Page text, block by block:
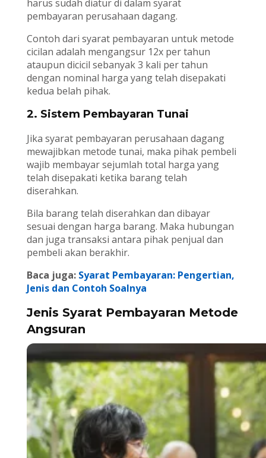
harus sudah diatur di dalam syarat
pembayaran perusahaan dagang.
Contoh dari syarat pembayaran untuk metode
cicilan adalah mengangsur 12x per tahun
ataupun dicicil sebanyak 3 kali per tahun
dengan nominal harga yang telah disepakati
kedua belah pihak.
2. Sistem Pembayaran Tunai
Jika syarat pembayaran perusahaan dagang
mewajibkan metode tunai, maka pihak pembeli
wajib membayar sejumlah total harga yang
telah disepakati ketika barang telah
diserahkan.
Bila barang telah diserahkan dan dibayar
sesuai dengan harga barang. Maka hubungan
dan juga transaksi antara pihak penjual dan
pembeli akan berakhir.
Baca juga: Syarat Pembayaran: Pengertian,
Jenis dan Contoh Soalnya
Jenis Syarat Pembayaran Metode
Angsuran